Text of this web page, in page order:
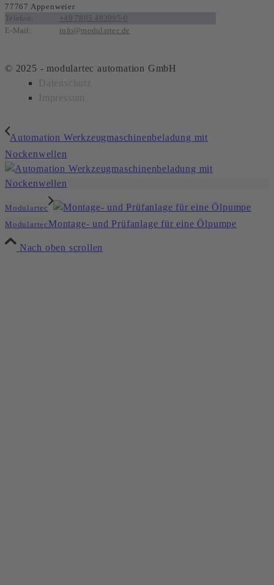
77767 Appenweier
Telefon:
+49 7805 483995-0
E-Mail:
info@modulartec.de
© 2025 - modulartec automation GmbH
Datenschutz
Impressum
Automation Werkzeugmaschinenbeladung mit
Nockenwellen
Modulartec
Modulartec Montage- und Prüfanlage für eine Ölpumpe
Nach oben scrollen